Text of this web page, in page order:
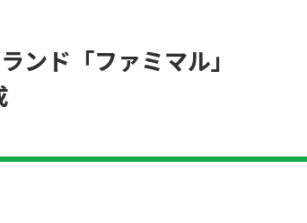
ンド「ファミマル」